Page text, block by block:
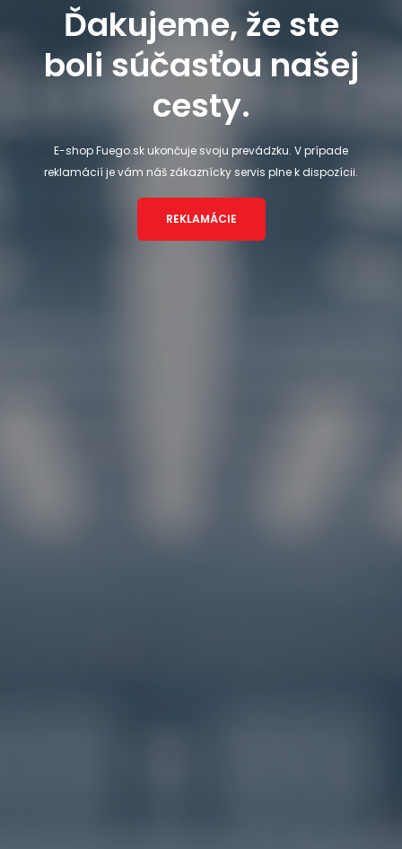
Ďakujeme, že ste
boli súčasťou našej
cesty.
E-shop Fuego.sk ukončuje svoju prevádzku. V prípade
reklamácií je vám náš zákaznícky servis plne k dispozícii.
REKLAMÁCIE